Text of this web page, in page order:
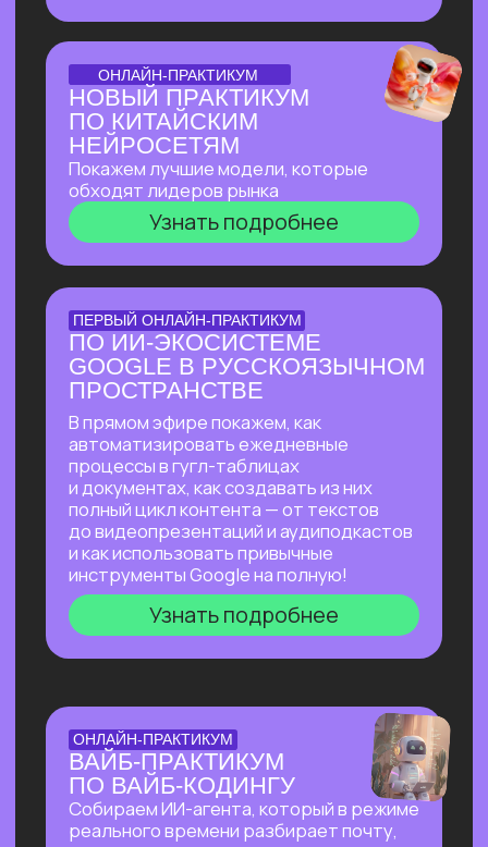
доступом
БОЛЬШОЙ ПРАКТИКУМ
ИИ-ВСЕЛЕННАЯ 2026
Большой практикум, в котором
мы собрали лучшие на сегодня ИИ-
инструменты, методы их применения
и связки!
Узнать подробнее
БОЛЬШОЙ ПРАКТИКУМ
ГИГАЧАТ
В прямом эфире покажем всю мощь
самой удобной и широкой
по функционалу российской нейросети!
Будет много практики: сделаем ретушь
фотографий, создадим презентацию
с функционалом, у которого нет
аналогов даже в иностранных
нейросетях, соберем майндкарты для
учебы, создадим аудиоподкаст
на основе текста и многое другое!
Узнать подробнее
БОЛЬШОЙ ПРАКТИКУМ
ПО СОЗДАНИЮ
ПРЕЗЕНТАЦИЙ С ИИ
и инфографики: без долгой верстки,
сложных программ и навыков в дизайне!
Узнать подробнее